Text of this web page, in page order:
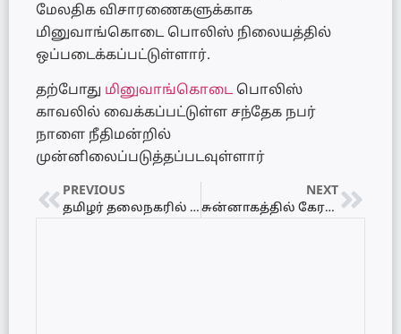
மேலதிக விசாரணைகளுக்காக
மினுவாங்கொடை பொலிஸ் நிலையத்தில்
ஒப்படைக்கப்பட்டுள்ளார்.
தற்போது மினுவாங்கொடைபொலிஸ்
காவலில் வைக்கப்பட்டுள்ள சந்தேக நபர்
நாளை நீதிமன்றில்
முன்னிலைப்படுத்தப்படவுள்ளார்
PREVIOUS
தமிழர் தலைநகரில் புலிகள் புதைத்து வைத்த பொருட்கள் மீட்பு..!
NEXT
சுன்னாகத்தில் கேரளக் கஞ்சாவுடன் நபர் கைது!